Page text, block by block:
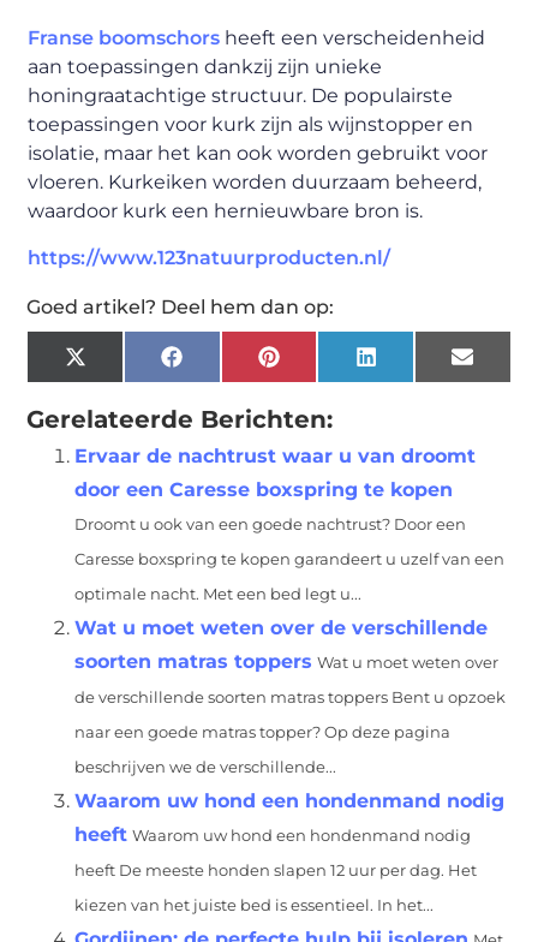
Franse boomschors heeft een verscheidenheid
aan toepassingen dankzij zijn unieke
honingraatachtige structuur. De populairste
toepassingen voor kurk zijn als wijnstopper en
isolatie, maar het kan ook worden gebruikt voor
vloeren. Kurkeiken worden duurzaam beheerd,
waardoor kurk een hernieuwbare bron is.
https://www.123natuurproducten.nl/
Goed artikel? Deel hem dan op:
X
(Twitter)
FacebookPinterestLinkedIn Email
Gerelateerde Berichten:
Ervaar de nachtrust waar u van droomt
door een Caresse boxspring te kopen
Droomt u ook van een goede nachtrust? Door een
Caresse boxspring te kopen garandeert u uzelf van een
optimale nacht. Met een bed legt u...
Wat u moet weten over de verschillende
soorten matras toppers Wat u moet weten over
de verschillende soorten matras toppers Bent u opzoek
naar een goede matras topper? Op deze pagina
beschrijven we de verschillende...
Waarom uw hond een hondenmand nodig
heeft Waarom uw hond een hondenmand nodig
heeft De meeste honden slapen 12 uur per dag. Het
kiezen van het juiste bed is essentieel. In het...